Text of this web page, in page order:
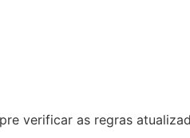
verificar as regras